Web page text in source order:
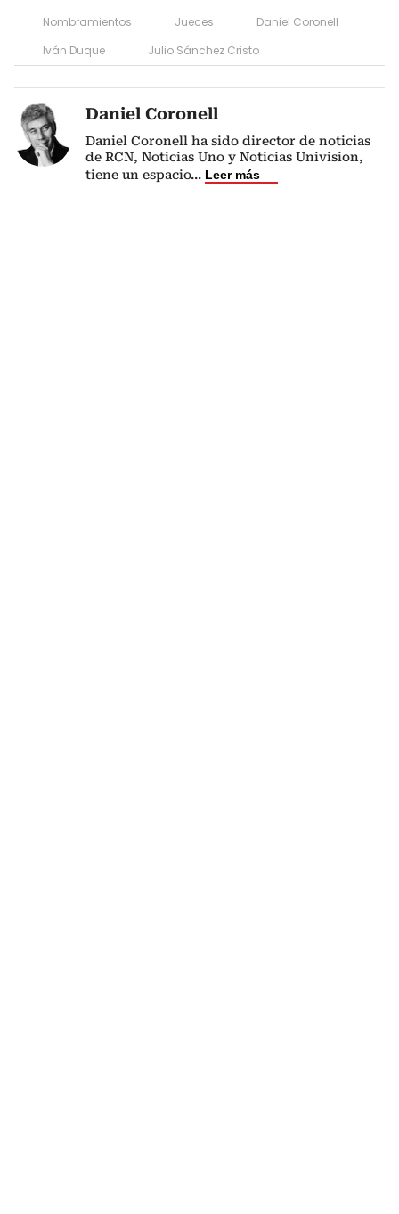
Nombramientos
Jueces
Daniel Coronell
Iván Duque
Julio Sánchez Cristo
Daniel Coronell
Daniel Coronell ha sido director de noticias
de RCN, Noticias Uno y Noticias Univision,
tiene un espacio... Leer más